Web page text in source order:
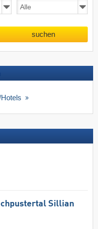
suchen
Sillian